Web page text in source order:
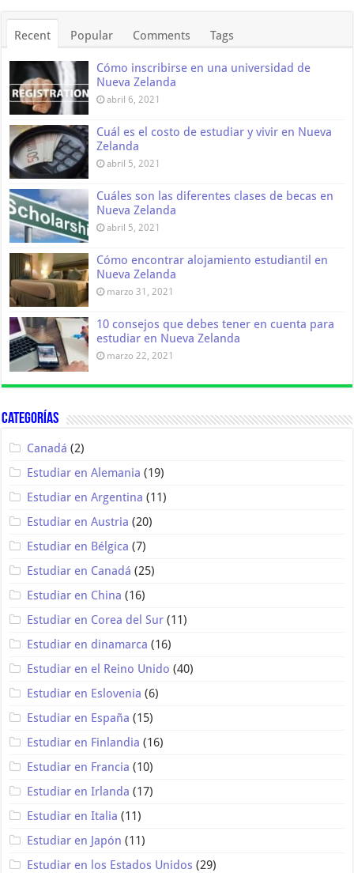
Recent Popular Comments Tags
Cómo inscribirse en una universidad de
Nueva Zelanda
abril 6, 2021
Cuál es el costo de estudiar y vivir en Nueva
Zelanda
abril 5, 2021
Cuáles son las diferentes clases de becas en
Nueva Zelanda
abril 5, 2021
Cómo encontrar alojamiento estudiantil en
Nueva Zelanda
marzo 31, 2021
10 consejos que debes tener en cuenta para
estudiar en Nueva Zelanda
marzo 22, 2021
Categorías
Canadá (2)
Estudiar en Alemania (19)
Estudiar en Argentina (11)
Estudiar en Austria (20)
Estudiar en Bélgica (7)
Estudiar en Canadá (25)
Estudiar en China (16)
Estudiar en Corea del Sur (11)
Estudiar en dinamarca (16)
Estudiar en el Reino Unido (40)
Estudiar en Eslovenia (6)
Estudiar en España (15)
Estudiar en Finlandia (16)
Estudiar en Francia (10)
Estudiar en Irlanda (17)
Estudiar en Italia (11)
Estudiar en Japón (11)
Estudiar en los Estados Unidos (29)